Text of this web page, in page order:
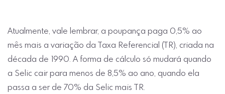
Atualmente, vale lembrar, a poupança paga 0,5% ao
mês mais a variação da Taxa Referencial (TR), criada na
década de 1990. A forma de cálculo só mudará quando
a Selic cair para menos de 8,5% ao ano, quando ela
passa a ser de 70% da Selic mais TR.